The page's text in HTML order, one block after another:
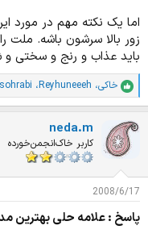
اما یک نکته مهم در مورد
زور بالا سرشون باشه. ملت
باید عذاب و رنج و سختی و
ا
م
ت
ی
ت
خاکی، Reyhuneeeh،
neda.m
کاربر خاک‌انجمن‌خورده
2008/6/17
پاسخ : علامه حلی بهترین